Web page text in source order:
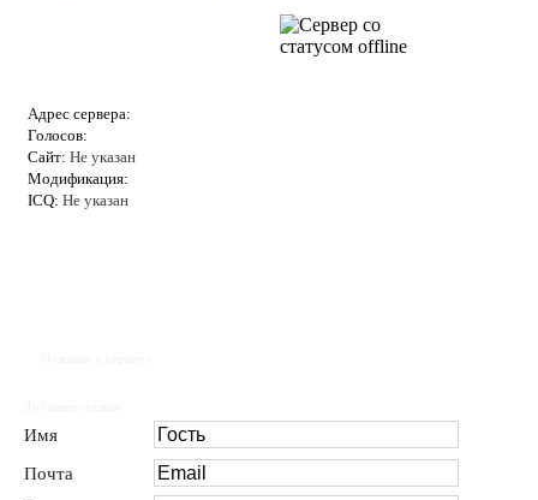
Адрес сервера:
Голосов:
Сайт: Не указан
Модификация:
ICQ: Не указан
Имя
Почта